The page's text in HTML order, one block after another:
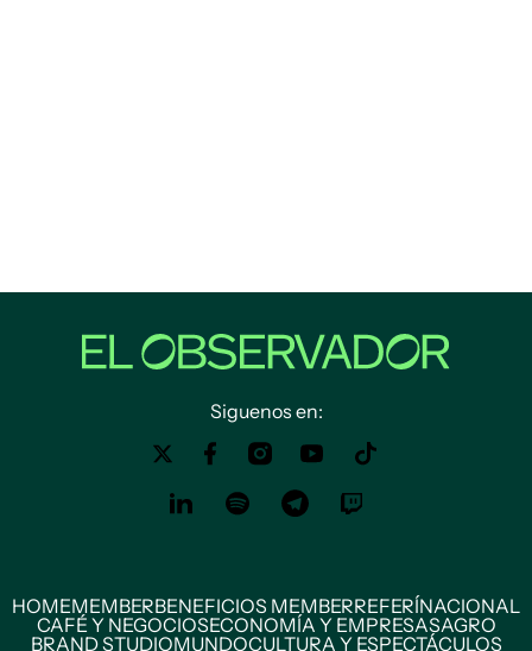
Siguenos en:
HOMEMEMBERBENEFICIOS MEMBERREFERÍNACIONAL
CAFÉ Y NEGOCIOSECONOMÍA Y EMPRESASAGRO
BRAND STUDIOMUNDOCULTURA Y ESPECTÁCULOS